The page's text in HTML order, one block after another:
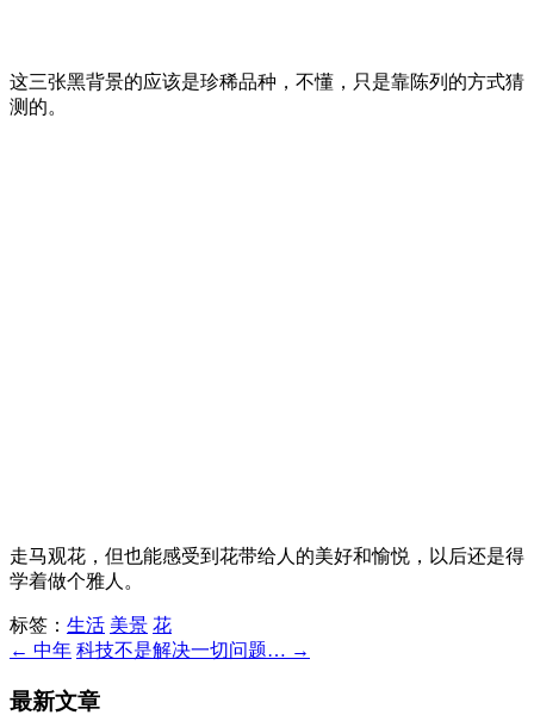
这三张黑背景的应该是珍稀品种，不懂，只是靠陈列的方式猜
测的。
走马观花，但也能感受到花带给人的美好和愉悦，以后还是得
学着做个雅人。
标签： 生活 美景 花
← 中年 科技不是解决一切问题… →
最新文章